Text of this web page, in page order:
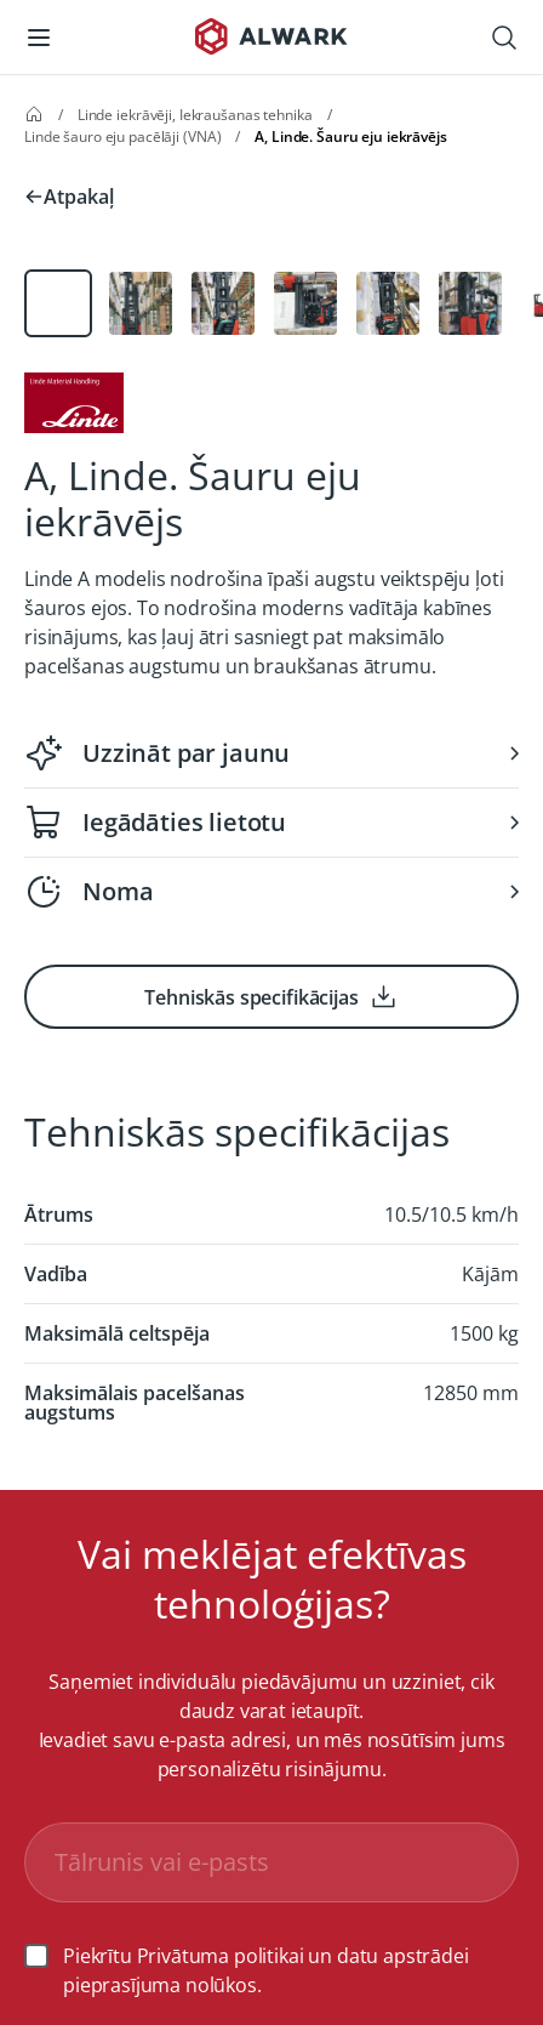
/ Linde iekrāvēji, Iekraušanas tehnika
/
Linde šauro eju pacēlāji (VNA)
/ A, Linde. Šauru eju iekrāvējs
Atpakaļ
A, Linde. Šauru eju
iekrāvējs
Linde A modelis nodrošina īpaši augstu veiktspēju ļoti
šauros ejos. To nodrošina moderns vadītāja kabīnes
risinājums, kas ļauj ātri sasniegt pat maksimālo
pacelšanas augstumu un braukšanas ātrumu.
Uzzināt par jaunu
Iegādāties lietotu
Noma
Tehniskās specifikācijas
Tehniskās specifikācijas
Ātrums 10.5/10.5 km/h
Vadība Kājām
Maksimālā celtspēja 1500 kg
Maksimālais pacelšanas
augstums
12850 mm
Vai meklējat efektīvas
tehnoloģijas?
Saņemiet individuālu piedāvājumu un uzziniet, cik
daudz varat ietaupīt.
Ievadiet savu e-pasta adresi, un mēs nosūtīsim jums
personalizētu risinājumu.
Piekrītu Privātuma politikai un datu apstrādei
pieprasījuma nolūkos.